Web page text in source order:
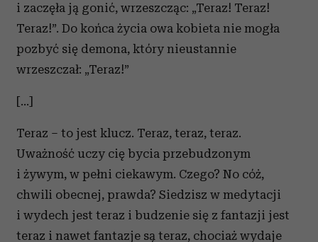
i zaczęła ją gonić, wrzeszcząc: „Teraz! Teraz!
Teraz!”. Do końca życia owa kobieta nie mogła
pozbyć się demona, który nieustannie
wrzeszczał: „Teraz!”
[…]
Teraz – to jest klucz. Teraz, teraz, teraz.
Uważność uczy cię bycia przebudzonym
i żywym, w pełni ciekawym. Czego? No cóż,
chwili obecnej, prawda? Siedzisz w medytacji
i wydech jest teraz i budzenie się z fantazji jest
teraz i nawet fantazje są teraz, chociaż wydaje